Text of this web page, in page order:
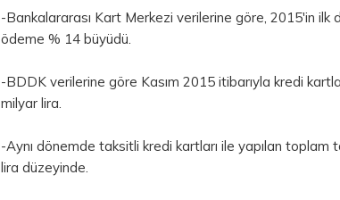
-Bankalararası Kart Merkezi verilerine göre, 2015'in ilk
ödeme % 14 büyüdü.
-BDDK verilerine göre Kasım 2015 itibarıyla kredi
milyar lira.
-Aynı dönemde taksitli kredi kartları ile yapılan
lira düzeyinde.